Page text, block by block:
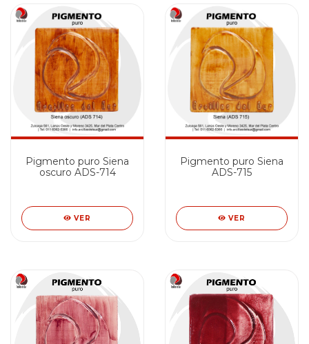
Pigmento puro Siena
oscuro ADS-714
VER
Pigmento puro Siena
ADS-715
VER